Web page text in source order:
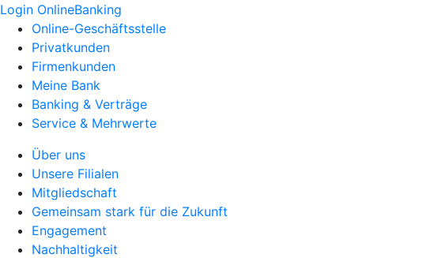
Login OnlineBanking
Online-Geschäftsstelle
Privatkunden
Firmenkunden
Meine Bank
Banking & Verträge
Service & Mehrwerte
Über uns
Unsere Filialen
Mitgliedschaft
Gemeinsam stark für die Zukunft
Engagement
Nachhaltigkeit